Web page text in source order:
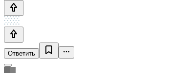
Ответить